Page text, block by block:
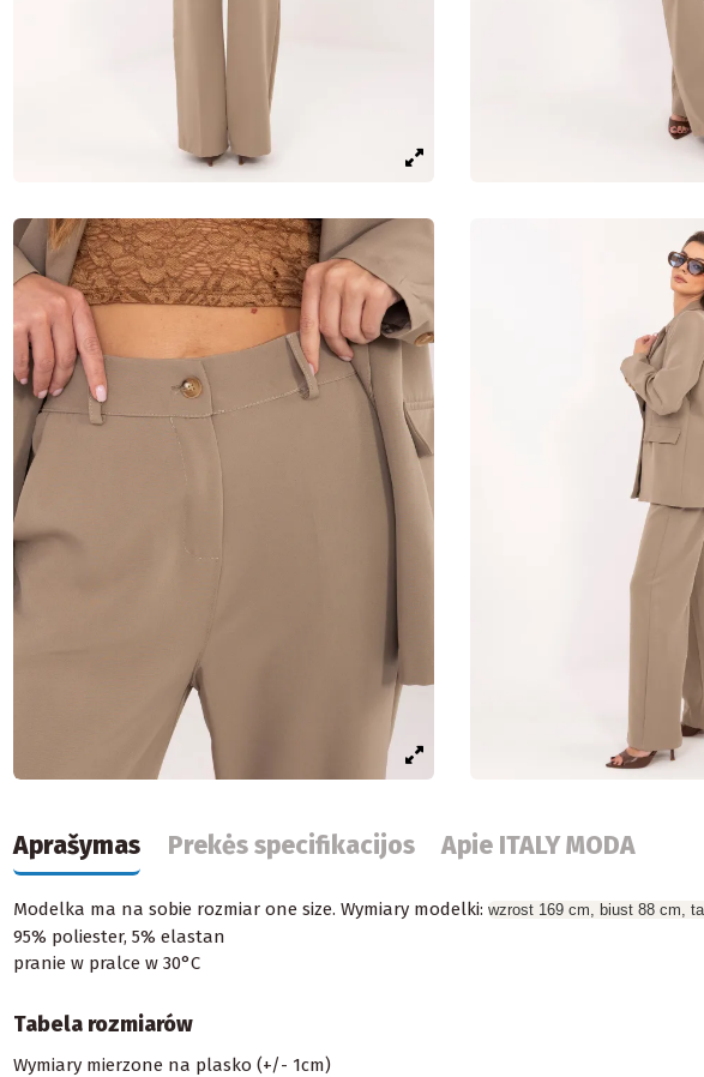
Aprašymas Prekės specifikacijos Apie ITALY MODA
Modelka ma na sobie rozmiar one size. Wymiary modelki: wzrost 169 cm, biust 88 cm,
95% poliester, 5% elastan
pranie w pralce w 30°C
Tabela rozmiarów
Wymiary mierzone na plasko (+/- 1cm)